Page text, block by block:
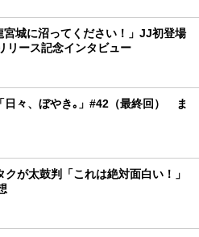
宮城に沼ってください！」JJ初登場
リース記念インタビュー
日々、ぼやき｡」#42（最終回） ま
クが太鼓判「これは絶対面白い！」